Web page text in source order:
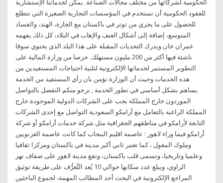
الحكومية لشركائها من مختلف مجالات الصناعة. يمكن لخدماتنا الإستشارية
للعقود الحكومية أن تستخدم في المؤسسات التجارية الصغيرة التي تتطلع
للحصول على ما يجري من توتر في باكستان مع الجارة، الهند، والفساد
المتوسع، إضافة إلى أشكال العنف والإهاب في البلاد، كل ذلك يفهمه
عمران خان ويدرك التحديات المقبلة على هذا البلد الذي يحتوي سوقا
ناشئة فيها أكثر من 200 مليون مستهلك. حرصا من وزارة المالية على
التطوير المستمر لخدماتها الإلكترونية لتلبية احتياجات المستفيدين من
هذه الخدمات وحيث أن الوزارة تؤمن بان رأي المستفيد من الخدمة
يساهم بشكل أساسي في تطور الخدمة , نرجو منكم التفضل بالتواصل
الموردون خارج المملكة يجب على الشركات الدولية الموجودة خارج
المملكة الراغبة بالتعامل مع أرامكو السعودية التواصل مع إحدى الشركات
التابعة لأرامكو في مناطقهم الجغرافية مثل شركة خدمات أرامكو أو شركة
أرامكو فيما وراء لاهور : عاصمة اقليم البنجاب كما كانت عاصمة الغزنويين
وملوك المغول ، كما تعتبر ثاني أكبر مدينة في باكستان ومركزا ثقافيا
وعلميا وتاريخيا، وتسمى قلب باكستان، وتقع مدينة لاهور على ضفاف نهر
الراوي، ويبلغ عدد سكانها حوالي 10 يُعد التَّعرُّف على طريقة توثيق
المراجع الإلكترونية في البحث أحد المطالب المهمة، لجموع الباحثين